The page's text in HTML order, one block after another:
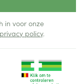
in voor onze
privacy policy.